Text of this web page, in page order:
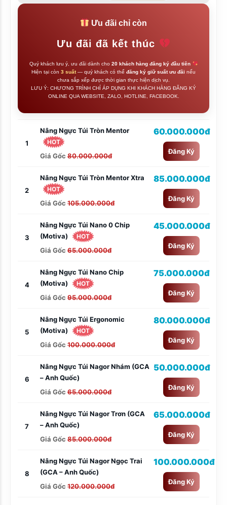
Ưu đãi chỉ còn
Ưu đãi đã kết thúc
Quý khách lưu ý, ưu đãi dành cho 20 khách hàng đăng ký đầu tiên
Hiện tại còn 3 suất— quý khách có thể đăng ký giữ suất ưu đãi nếu
chưa sắp xếp được thời gian thực hiện dịch vụ.
LƯU Ý: CHƯƠNG TRÌNH CHỈ ÁP DỤNG KHI KHÁCH HÀNG ĐĂNG KÝ
ONLINE QUA WEBSITE, ZALO, HOTLINE, FACEBOOK.
1
Nâng Ngực Túi Tròn Mentor
HOT
Giá Gốc 80.000.000đ
60.000.000đ
Đăng Ký
2
Nâng Ngực Túi Tròn Mentor Xtra
HOT
Giá Gốc 105.000.000đ
85.000.000đ
Đăng Ký
3
Nâng Ngực Túi Nano 0 Chip
(Motiva)
HOT
Giá Gốc 65.000.000đ
45.000.000đ
Đăng Ký
4
Nâng Ngực Túi Nano Chip
(Motiva)
HOT
Giá Gốc 95.000.000đ
75.000.000đ
Đăng Ký
5
Nâng Ngực Túi Ergonomic
(Motiva)
HOT
Giá Gốc 100.000.000đ
80.000.000đ
Đăng Ký
6
Nâng Ngực Túi Nagor Nhám (GCA
– Anh Quốc)
Giá Gốc 65.000.000đ
50.000.000đ
Đăng Ký
7
Nâng Ngực Túi Nagor Trơn (GCA
– Anh Quốc)
Giá Gốc 85.000.000đ
65.000.000đ
Đăng Ký
8
Nâng Ngực Túi Nagor Ngọc Trai
(GCA – Anh Quốc)
Giá Gốc 120.000.000đ
100.000.000đ
Đăng Ký